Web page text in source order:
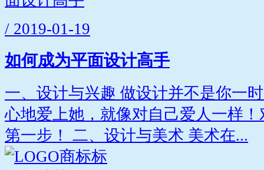
/ 2019-01-19
如何成为平面设计高手
一、设计与兴趣 做设计并不是你一
心地爱上她，就像对自己爱人一样
第一步！ 二、设计与美术 美术在...